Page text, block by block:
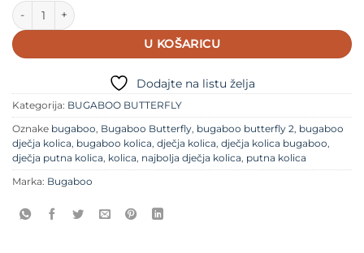
Bugaboo Butterfly 2 putna kolica - Indigo količina
U KOŠARICU
Dodajte na listu želja
Kategorija: BUGABOO BUTTERFLY
Oznake bugaboo, Bugaboo Butterfly, bugaboo butterfly 2, bugaboo
dječja kolica, bugaboo kolica, dječja kolica, dječja kolica bugaboo,
dječja putna kolica, kolica, najbolja dječja kolica, putna kolica
Marka: Bugaboo